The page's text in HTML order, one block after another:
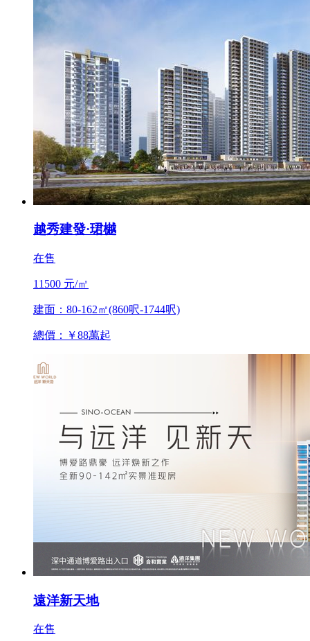
越秀建發·珺樾
在售
11500 元/㎡
建面：80-162㎡(860呎-1744呎)
總價：￥88萬起
遠洋新天地
在售